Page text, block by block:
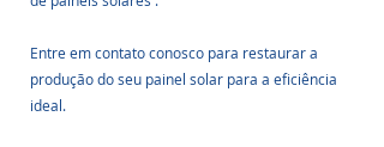
Entre em contato conosco para restaurar a
produção do seu painel solar para a eficiência
ideal.